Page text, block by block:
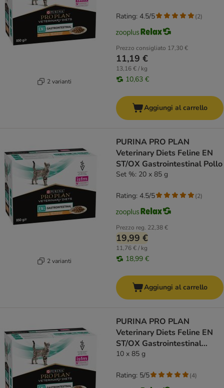
2 varianti
Prezzo consigliato 17,30 €
11,19 €
13,16 € / kg
10,63 €
Rating: 4.5/5 (2)
Aggiungi al carrello
2 varianti
PURINA PRO PLAN
Veterinary Diets Feline EN
ST/OX Gastrointestinal Pollo
Set %: 20 x 85 g
Prezzo reg. 22,38 €
19,99 €
11,76 € / kg
18,99 €
Rating: 4.5/5 (2)
Aggiungi al carrello
PURINA PRO PLAN
Veterinary Diets Feline EN
ST/OX Gastrointestinal
Salmone
10 x 85 g
Rating: 5/5 (4)